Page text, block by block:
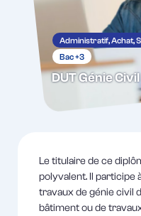
Administratif, Achat,
Bac +3
DUT Génie Civil
Le titulaire de ce
polyvalent. Il participe
travaux de génie civil
bâtiment ou de